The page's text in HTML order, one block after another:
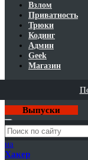
Взлом
Приватность
Трюки
Кодинг
Админ
Geek
Магазин
Выпуски
Годовая
подписка
на
Хакер